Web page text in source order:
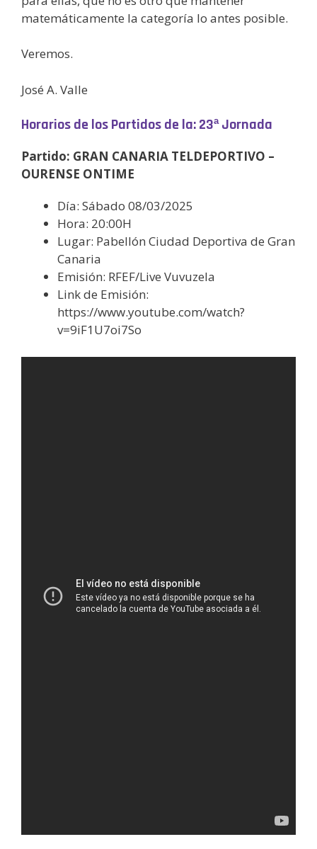
matemáticamente la categoría lo antes posible.
Veremos.
José A. Valle
Horarios de los Partidos de la: 23ª Jornada
Partido: GRAN CANARIA TELDEPORTIVO –
OURENSE ONTIME
Día: Sábado 08/03/2025
Hora: 20:00H
Lugar: Pabellón Ciudad Deportiva de Gran
Canaria
Emisión: RFEF/Live Vuvuzela
Link de Emisión:
https://www.youtube.com/watch?
v=9iF1U7oi7So